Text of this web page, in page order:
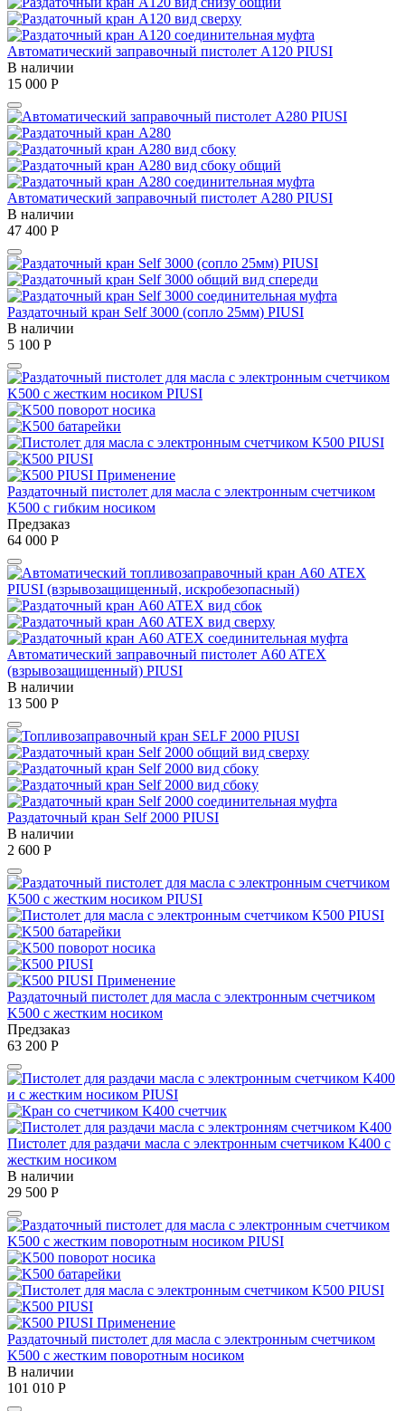
Автоматический заправочный пистолет A120 PIUSI
В наличии
15 000 Р
Автоматический заправочный пистолет A280 PIUSI
В наличии
47 400 Р
Раздаточный кран Self 3000 (сопло 25мм) PIUSI
В наличии
5 100 Р
Раздаточный пистолет для масла с электронным счетчиком
K500 с гибким носиком
Предзаказ
64 000 Р
Автоматический заправочный пистолет A60 ATEX
(взрывозащищенный) PIUSI
В наличии
13 500 Р
Раздаточный кран Self 2000 PIUSI
В наличии
2 600 Р
Раздаточный пистолет для масла с электронным счетчиком
K500 с жестким носиком
Предзаказ
63 200 Р
Пистолет для раздачи масла с электронным счетчиком K400 с
жестким носиком
В наличии
29 500 Р
Раздаточный пистолет для масла с электронным счетчиком
K500 с жестким поворотным носиком
В наличии
101 010 Р